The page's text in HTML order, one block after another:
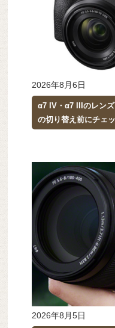
2026年8月6日
α7 IV・α7 IIIのレン
の切り替え前にチェ
2026年8月5日